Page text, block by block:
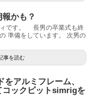
かも？
です。 長男の卒業式も終
準備をしています。 次男の
事を読む
アルミフレーム、
コックピットsimrigを